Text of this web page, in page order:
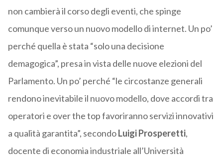
non cambierà il corso degli eventi, che spinge
comunque verso un nuovo modello di internet. Un po’
perché quella è stata “solo una decisione
demagogica”, presa in vista delle nuove elezioni del
Parlamento. Un po’ perché “le circostanze generali
rendono inevitabile il nuovo modello, dove accordi tra
operatori e over the top favoriranno servizi innovativi
a qualità garantita”, secondoLuigi Prosperetti,
docente di economia industriale all’Università